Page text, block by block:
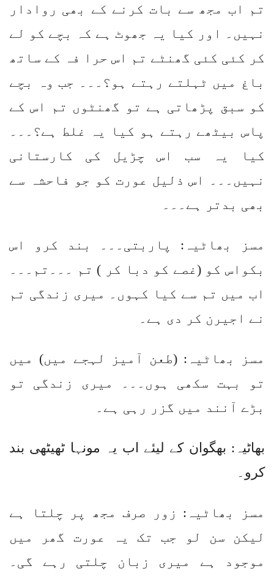
تم اب مجھ سے بات کرنے کے بھی روادار
نہیں۔ اور کیا یہ جھوٹ ہے کہ بچے کو لے
کر کئی کئی گھنٹے تم اس حرا فہ کے ساتھ
باغ میں ٹہلتے رہتے ہو؟۔۔۔ جب وہ بچے
کو سبق پڑھاتی ہے تو گھنٹوں تم اس کے
پاس بیٹھے رہتے ہو کیا یہ غلط ہے؟۔۔۔
کیا یہ سب اس چڑیل کی کارستانی
نہیں۔۔۔ اس ذلیل عورت کو جو فاحشہ سے
بھی بدتر ہے۔۔۔
مسز بھاٹیہ: پاربتی۔۔۔ بند کرو اس
بکواس کو (غصے کو دبا کر ) تم ۔۔۔تم۔۔۔
اب میں تم سے کیا کہوں۔ میری زندگی تم
نے اجیرن کر دی ہے۔
مسز بھاٹیہ: (طعن آمیز لہجے میں) میں
تو بہت سکھی ہوں۔۔۔ میری زندگی تو
بڑے آنند میں گزر رہی ہے۔
بھاٹیہ: بھگوان کے لیئے اب یہ مونہا ٹھیٹھی بند
کرو۔
مسز بھاٹیہ: زور صرف مجھ پر چلتا ہے
لیکن سن لو جب تک یہ عورت گھر میں
موجود ہے میری زبان چلتی رہے گی۔